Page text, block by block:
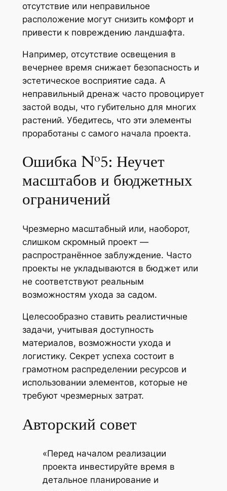
отсутствие или неправильное
расположение могут снизить комфорт и
привести к повреждению ландшафта.
Например, отсутствие освещения в
вечернее время снижает безопасность и
эстетическое восприятие сада. А
неправильный дренаж часто провоцирует
застой воды, что губительно для многих
растений. Убедитесь, что эти элементы
проработаны с самого начала проекта.
Ошибка №5: Неучет
масштабов и бюджетных
ограничений
Чрезмерно масштабный или, наоборот,
слишком скромный проект —
распространённое заблуждение. Часто
проекты не укладываются в бюджет или
не соответствуют реальным
возможностям ухода за садом.
Целесообразно ставить реалистичные
задачи, учитывая доступность
материалов, возможности ухода и
логистику. Секрет успеха состоит в
грамотном распределении ресурсов и
использовании элементов, которые не
требуют чрезмерных затрат.
Авторский совет
«Перед началом реализации
проекта инвестируйте время в
детальное планирование и